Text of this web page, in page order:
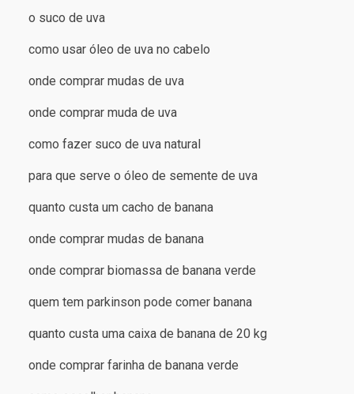
o suco de uva
como usar óleo de uva no cabelo
onde comprar mudas de uva
onde comprar muda de uva
como fazer suco de uva natural
para que serve o óleo de semente de uva
quanto custa um cacho de banana
onde comprar mudas de banana
onde comprar biomassa de banana verde
quem tem parkinson pode comer banana
quanto custa uma caixa de banana de 20 kg
onde comprar farinha de banana verde